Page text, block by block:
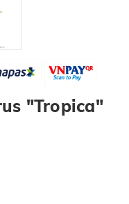
"Tropica"